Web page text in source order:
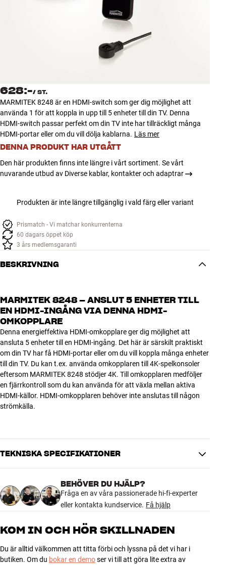
ERBJUDANDEN
Hitta Butik
Kundtjänst
Logga in
Kundtjänst
628:-/ ST.
MARMITEK 8248 är en HDMI-switch som ger dig möjlighet att
använda 1 för att koppla in upp till 5 enheter till din TV. Denna
HDMI-switch passar perfekt om din TV inte har tillräckligt många
HDMI-portar eller om du vill dölja kablarna. Läs mer
DENNA PRODUKT HAR UTGÅTT
Den här produkten finns inte längre i vårt sortiment. Se vårt
nuvarande utbud av Diverse kablar, kontakter och adaptrar
Produkten är inte längre tillgänglig i vald färg eller variant
Prismatch - Vi matchar konkurrenterna
60 dagars öppet köp
3 års medlemsgaranti
BESKRIVNING
MARMITEK 8248 – ANSLUT 5 ENHETER TILL
EN HDMI-INGÅNG VIA DENNA HDMI-
OMKOPPLARE
Denna energieffektiva HDMI-omkopplare ger dig möjlighet att
ansluta 5 enheter till en HDMI-ingång. Det här är särskilt praktiskt
om din TV har få HDMI-portar eller om du vill koppla många enheter
till din TV. Du kan t.ex. använda omkopplaren till 4K-spelkonsoler
eftersom MARMITEK 8248 stödjer 4K. Till omkopplaren medföljer
en fjärrkontroll som du kan använda för att växla mellan aktiva
HDMI-källor. HDMI-omkopplaren behöver inte anslutas till någon
strömkälla.
TEKNISKA SPECIFIKATIONER
DIMENSIONER OCH DESIGN
Färg
Grå
Vikt (kg)
0,25
Vikt emballage (kg)
13 x 15,5 x 7 cm (bredd x höjd x
djup)
BEHÖVER DU HJÄLP?
Fråga en av våra passionerade hi-fi-experter
eller kontakta kundservice. Få hjälp
KOM IN OCH HÖR SKILLNADEN
Du är alltid välkommen att titta förbi och lyssna på det vi har i
butiken. Om du bokar en demoser vi till att göra lite extra av